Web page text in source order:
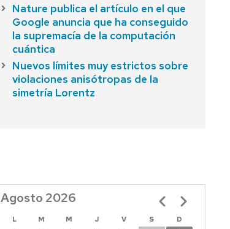
Nature publica el artículo en el que
Google anuncia que ha conseguido
la supremacía de la computación
cuántica
Nuevos límites muy estrictos sobre
violaciones anisótropas de la
simetría Lorentz
Agosto 2026
L M M J V S
D
Paginación